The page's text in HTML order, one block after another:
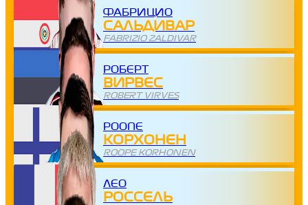
ФАБРИЦИО
САЛЬДИВАР
FABRIZIO ZALDIVAR
РОБЕРТ
ВИРВЕС
ROBERT VIRVES
РООПЕ
КОРХОНЕН
ROOPE KORHONEN
ЛЕО
РОССЕЛЬ